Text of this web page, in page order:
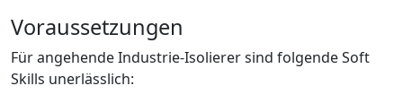
Voraussetzungen
Für angehende Industrie-Isolierer sind folgende Soft
Skills unerlässlich: